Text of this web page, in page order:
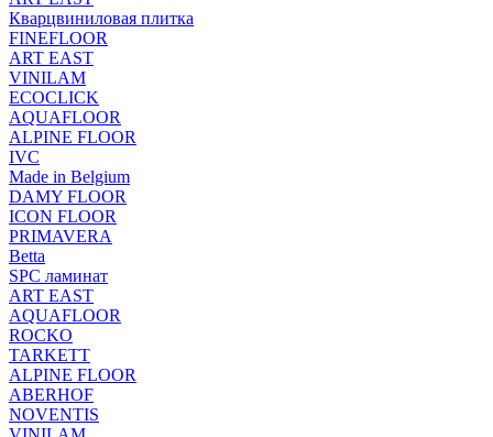
Кварцвиниловая плитка
FINEFLOOR
ART EAST
VINILAM
ECOCLICK
AQUAFLOOR
ALPINE FLOOR
IVC
Made in Belgium
DAMY FLOOR
ICON FLOOR
PRIMAVERA
Betta
SPC ламинат
ART EAST
AQUAFLOOR
ROCKO
TARKETT
ALPINE FLOOR
ABERHOF
NOVENTIS